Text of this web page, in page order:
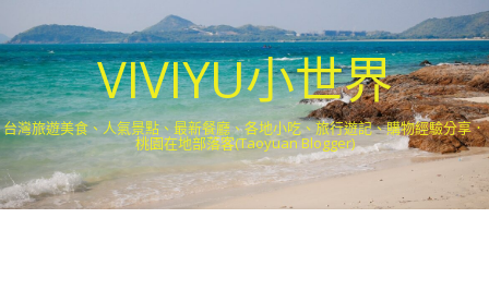
VIVIYU小世界
台灣旅遊美食、人氣景點、最新餐廳、各地小吃、旅行遊記、購物經驗分享．
桃園在地部落客(Taoyuan Blogger)